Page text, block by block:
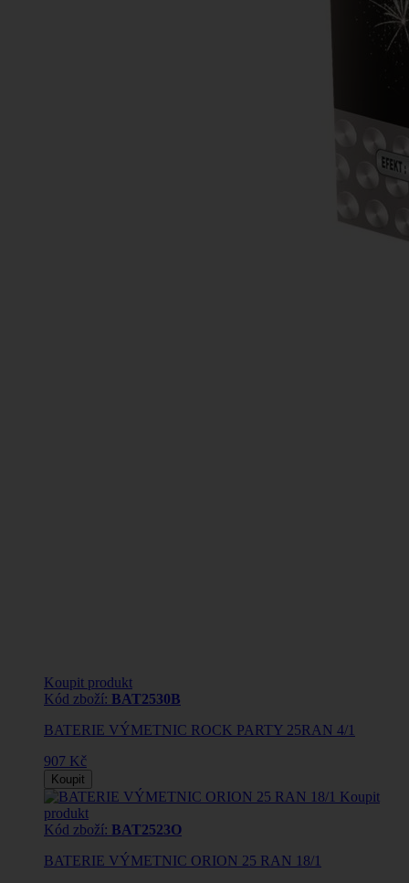
Koupit produkt
Kód zboží: BAT2530B
BATERIE VÝMETNIC ROCK PARTY 25RAN 4/1
907 Kč
Koupit
Koupit
produkt
Kód zboží: BAT2523O
BATERIE VÝMETNIC ORION 25 RAN 18/1